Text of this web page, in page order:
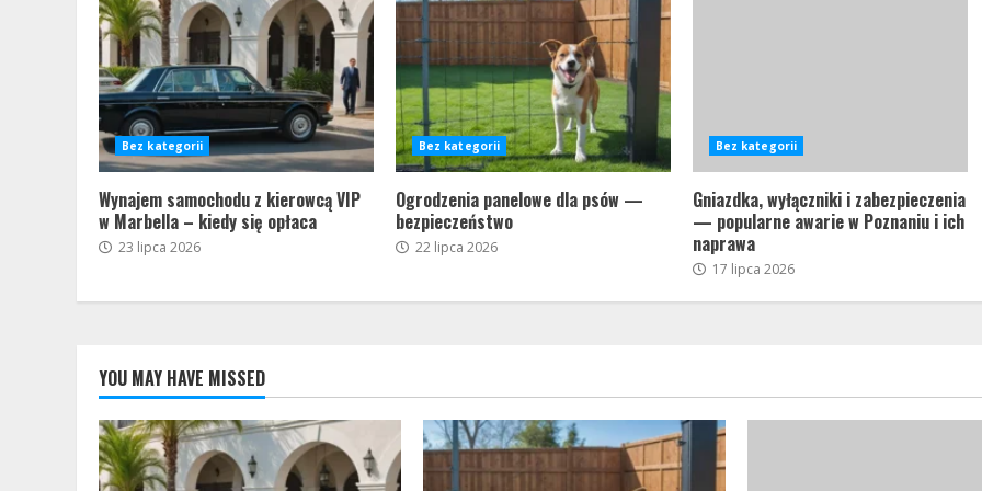
Bez kategorii
Wynajem samochodu z kierowcą VIP
w Marbella – kiedy się opłaca
23 lipca 2026
Bez kategorii
Ogrodzenia panelowe dla psów —
bezpieczeństwo
22 lipca 2026
Bez kategorii
Gniazdka, wyłączniki i zabezpieczenia
— popularne awarie w Poznaniu i ich
naprawa
17 lipca 2026
YOU MAY HAVE MISSED